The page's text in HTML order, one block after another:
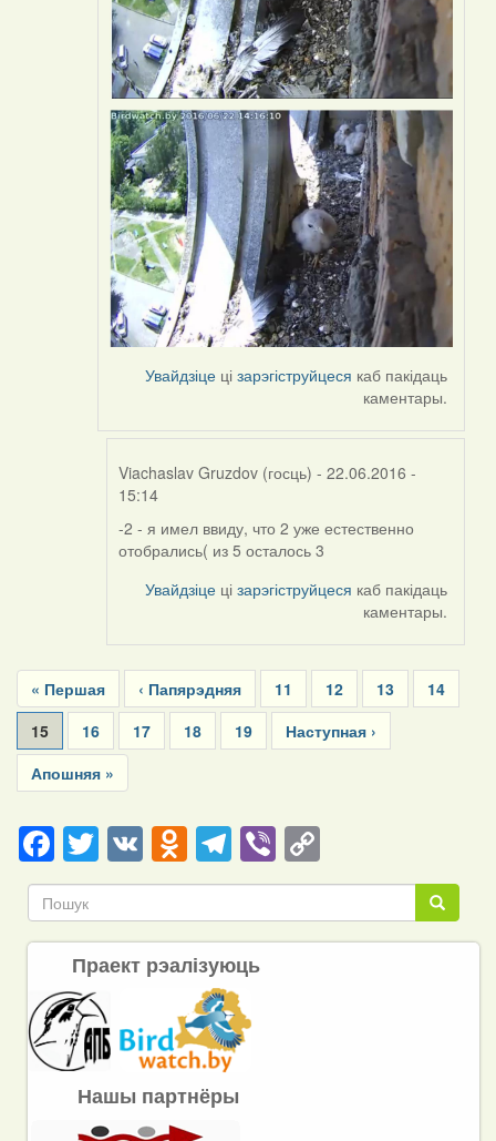
Увайдзіце цізарэгіструйцеся каб пакідаць
каментары.
Viachaslav Gruzdov (госць) - 22.06.2016 -
15:14
In
reply
-2 - я имел ввиду, что 2 уже естественно
отобрались( из 5 осталось 3
Увайдзіце цізарэгіструйцеся каб пакідаць
каментары.
Pagination
First
page
« Першая
Previous
page
‹ Папярэдняя Page
11 Page
12 Page
13 Page
14
Current
page
15 Page
16 Page
17 Page
18 Page
19
Next
page
Наступная ›
Last
page
Апошняя »
Facebook
Twitter
VKOdnoklassniki
Telegram
ViberCopy
Link Пошук
Пошук
Праект рэалізуюць
Нашы партнёры